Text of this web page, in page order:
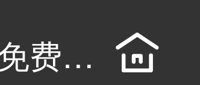
费下拉观